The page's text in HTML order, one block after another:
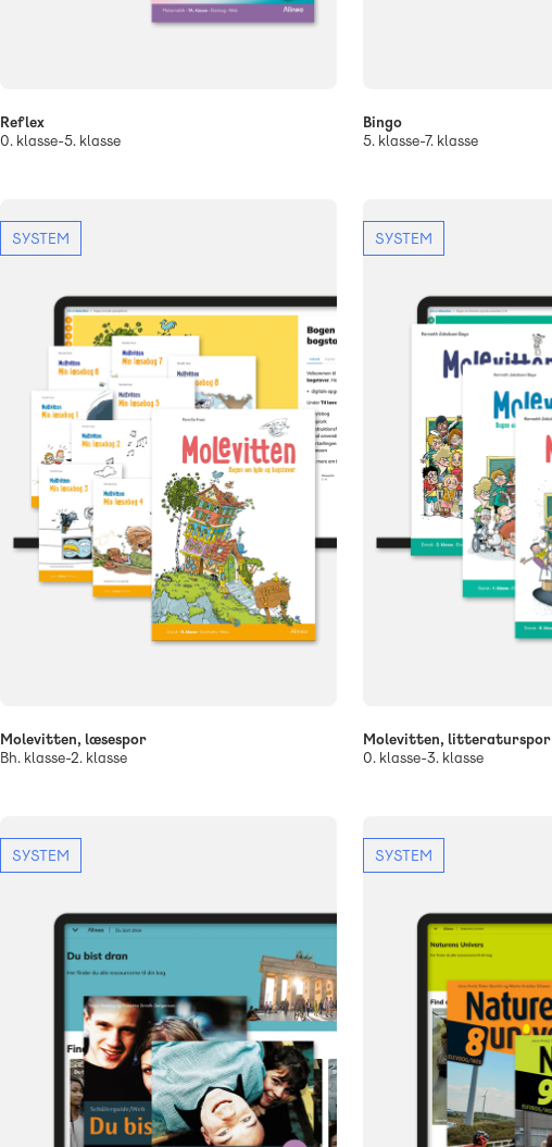
Reflex
0. klasse-5. klasse
Bingo
5. klasse-7. klasse
SYSTEM
Molevitten, læsespor
Bh. klasse-2. klasse
SYSTEM
Molevitten, litteraturspor
0. klasse-3. klasse
SYSTEM SYSTEM